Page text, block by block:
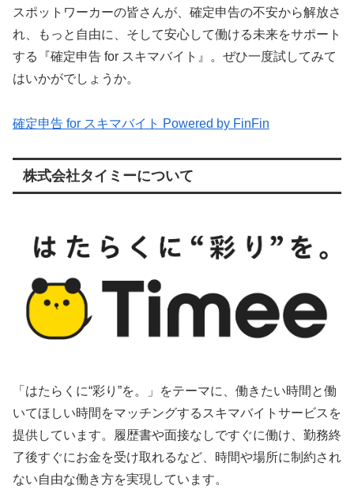
スポットワーカーの皆さんが、確定申告の不安から解放さ
れ、もっと自由に、そして安心して働ける未来をサポート
する『確定申告 for スキマバイト』。ぜひ一度試してみて
はいかがでしょうか。
確定申告 for スキマバイト Powered by FinFin
株式会社タイミーについて
「はたらくに“彩り”を。」をテーマに、働きたい時間と働
いてほしい時間をマッチングするスキマバイトサービスを
提供しています。履歴書や面接なしですぐに働け、勤務終
了後すぐにお金を受け取れるなど、時間や場所に制約され
ない自由な働き方を実現しています。